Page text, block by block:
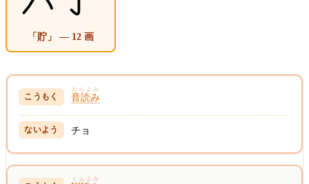
「貯」 — 12 画
音読み
おんよみ
チョ
くんよみ